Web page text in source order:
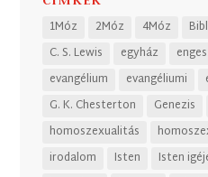
1Móz 2Móz 4Móz
C. S. Lewis
egyház
evangélium
evangéliumi
G. K. Chesterton
Genezis
homoszexualitás
irodalom
Isten Isten